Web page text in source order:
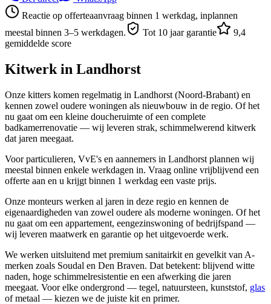
Reactie op offerteaanvraag binnen 1 werkdag, inplannen
meestal binnen 3–5 werkdagen.
Tot 10 jaar garantie
9,4
gemiddelde score
Kitwerk in Landhorst
Onze kitters komen regelmatig in Landhorst (Noord-Brabant) en
kennen zowel oudere woningen als nieuwbouw in de regio. Of het
nu gaat om een kleine doucheruimte of een complete
badkamerrenovatie — wij leveren strak, schimmelwerend kitwerk
dat jaren meegaat.
Voor particulieren, VvE's en aannemers in Landhorst plannen wij
meestal binnen enkele werkdagen in. Vraag online vrijblijvend een
offerte aan en u krijgt binnen 1 werkdag een vaste prijs.
Onze monteurs werken al jaren in deze regio en kennen de
eigenaardigheden van zowel oudere als moderne woningen. Of het
nu gaat om een appartement, eengezinswoning of bedrijfspand —
wij leveren maatwerk en garantie op het uitgevoerde werk.
We werken uitsluitend met premium sanitairkit en gevelkit van A-
merken zoals Soudal en Den Braven. Dat betekent: blijvend witte
naden, hoge schimmelresistentie en een afwerking die jaren
meegaat. Voor elke ondergrond — tegel, natuursteen, kunststof, glas
of metaal — kiezen we de juiste kit en primer.